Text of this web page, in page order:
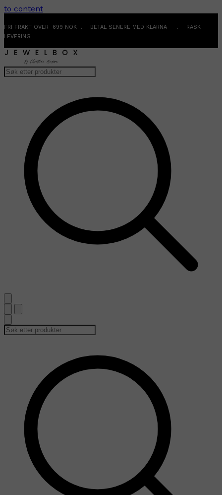
to content
FRI FRAKT OVER 699 NOK . BETAL SENERE MED KLARNA . RASK
LEVERING